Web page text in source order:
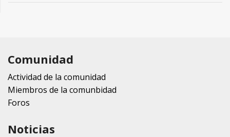
Comunidad
Actividad de la comunidad
Miembros de la comunbidad
Foros
Noticias